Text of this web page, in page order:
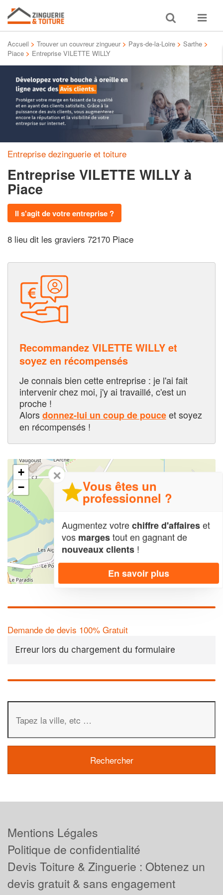
Toggle
search
Toggle
Accueil > Trouver un couvreur zingueur > Pays-de-la-Loire > Sarthe >
Piace > Entreprise VILETTE WILLY
Entreprise dezinguerie et toiture
Entreprise VILETTE WILLY à
Piace
Il s'agit de votre entreprise ?
8 lieu dit les graviers 72170 Piace
Recommandez VILETTE WILLY et
soyez en récompensés
Je connais bien cette entreprise : je l'ai fait
intervenir chez moi, j'y ai travaillé, c'est un
proche !
Alorsdonnez-lui un coup de pouceet soyez
en récompensés !
+
−
OpenStreetMap contributors,
Demande de devis 100% Gratuit
Erreur lors du chargement du formulaire
✕
Vous êtes un
professionnel ?
Augmentez votrechiffre d'affaireset
vos margestout en gagnant de
nouveaux clients !
En savoir plus
Mentions Légales
Politique de confidentialité
Devis Toiture & Zinguerie : Obtenez un
devis gratuit & sans engagement